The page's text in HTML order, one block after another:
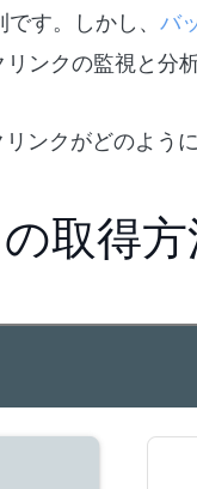
す。しかし、 バ
クの監視と分
クがどのように
取得